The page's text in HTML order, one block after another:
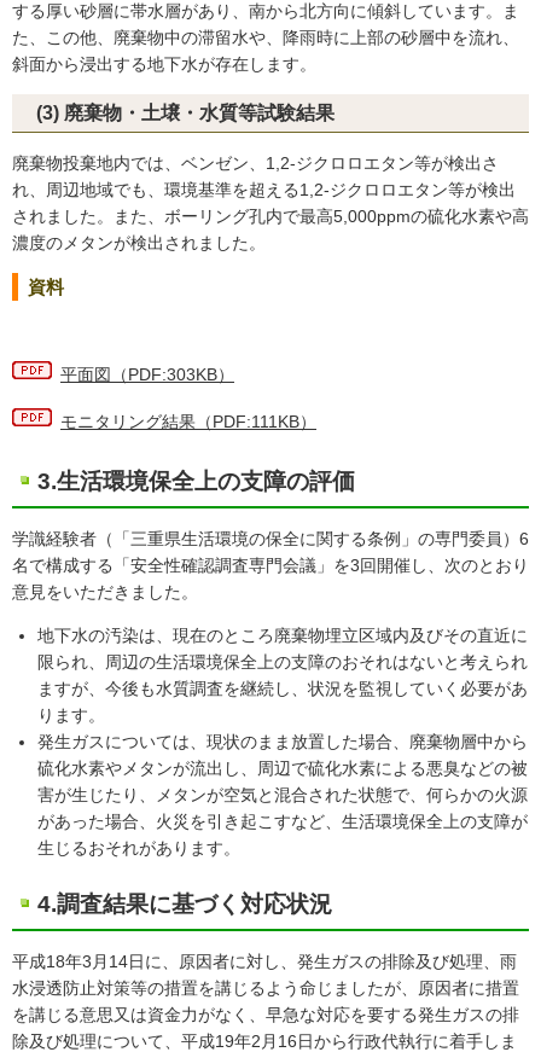
する厚い砂層に帯水層があり、南から北方向に傾斜しています。ま
た、この他、廃棄物中の滞留水や、降雨時に上部の砂層中を流れ、
斜面から浸出する地下水が存在します。
(3) 廃棄物・土壌・水質等試験結果
廃棄物投棄地内では、ベンゼン、1,2-ジクロロエタン等が検出さ
れ、周辺地域でも、環境基準を超える1,2-ジクロロエタン等が検出
されました。また、ボーリング孔内で最高5,000ppmの硫化水素や高
濃度のメタンが検出されました。
資料
平面図（PDF:303KB）
モニタリング結果（PDF:111KB）
3.生活環境保全上の支障の評価
学識経験者（「三重県生活環境の保全に関する条例」の専門委員）6
名で構成する「安全性確認調査専門会議」を3回開催し、次のとおり
意見をいただきました。
地下水の汚染は、現在のところ廃棄物埋立区域内及びその直近に
限られ、周辺の生活環境保全上の支障のおそれはないと考えられ
ますが、今後も水質調査を継続し、状況を監視していく必要があ
ります。
発生ガスについては、現状のまま放置した場合、廃棄物層中から
硫化水素やメタンが流出し、周辺で硫化水素による悪臭などの被
害が生じたり、メタンが空気と混合された状態で、何らかの火源
があった場合、火災を引き起こすなど、生活環境保全上の支障が
生じるおそれがあります。
4.調査結果に基づく対応状況
平成18年3月14日に、原因者に対し、発生ガスの排除及び処理、雨
水浸透防止対策等の措置を講じるよう命じましたが、原因者に措置
を講じる意思又は資金力がなく、早急な対応を要する発生ガスの排
除及び処理について、平成19年2月16日から行政代執行に着手しま